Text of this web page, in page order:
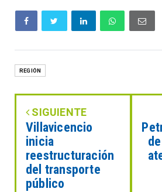
REGIÓN
SIGUIENTE
Villavicencio
inicia
reestructuración
del transporte
público